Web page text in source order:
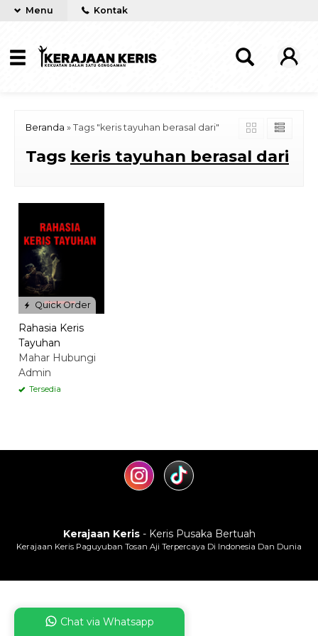
Menu Kontak
Beranda » Tags "keris tayuhan berasal dari"
Tags keris tayuhan berasal dari
Quick Order
Rahasia Keris
Tayuhan
Mahar Hubungi
Admin
Tersedia
Kerajaan Keris- Keris Pusaka Bertuah
Kerajaan Keris Paguyuban Tosan Aji Terpercaya Di Indonesia Dan Dunia
Chat via Whatsapp